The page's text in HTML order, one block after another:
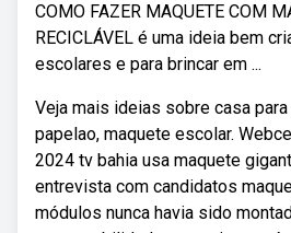
COMO FAZER MAQUETE COM
RECICLÁVEL é uma ideia bem
escolares e para brincar em ...
Veja mais ideias sobre casa
papelao, maquete escolar.
2024 tv bahia usa maquete
entrevista com candidatos
módulos nunca havia sido